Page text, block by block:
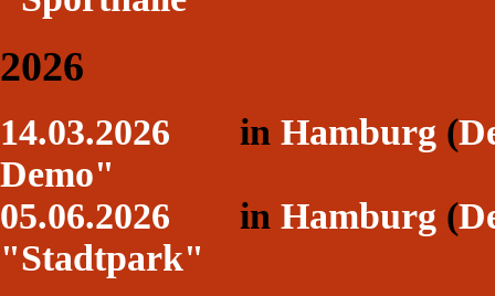
2026
14.03.2026 in Hamburg (
Demo"
05.06.2026 in Hamburg (
"Stadtpark"